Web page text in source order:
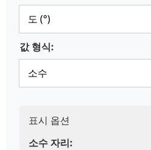
값 형식:
표시 옵션
소수 자리: